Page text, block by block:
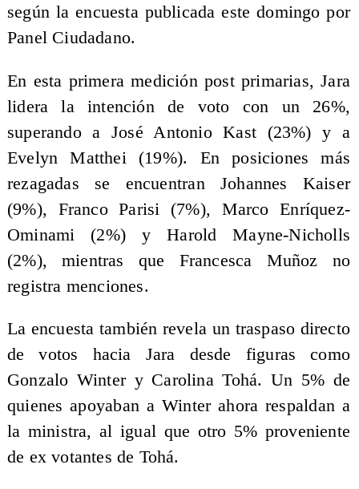
según la encuesta publicada este domingo por
Panel Ciudadano.
En esta primera medición post primarias, Jara
lidera la intención de voto con un 26%,
superando a José Antonio Kast (23%) y a
Evelyn Matthei (19%). En posiciones más
rezagadas se encuentran Johannes Kaiser
(9%), Franco Parisi (7%), Marco Enríquez-
Ominami (2%) y Harold Mayne-Nicholls
(2%), mientras que Francesca Muñoz no
registra menciones.
La encuesta también revela un traspaso directo
de votos hacia Jara desde figuras como
Gonzalo Winter y Carolina Tohá. Un 5% de
quienes apoyaban a Winter ahora respaldan a
la ministra, al igual que otro 5% proveniente
de ex votantes de Tohá.